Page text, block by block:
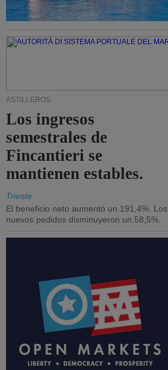
ASTILLEROS
Los ingresos
semestrales de
Fincantieri se
mantienen estables.
Trieste
El beneficio neto aumentó un 191,4%. Los
nuevos pedidos disminuyeron un 58,5%.